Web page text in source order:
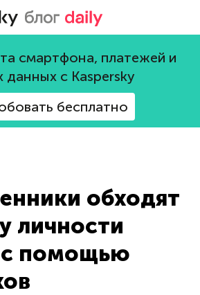
Блог Касперского
смартфона, платежей и
данных с Kaspersky
бесплатно
обходят
личности
с помощью